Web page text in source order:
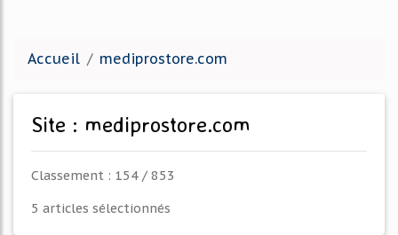
Accueil mediprostore.com
Site : mediprostore.com
Classement : 154 / 853
5 articles sélectionnés